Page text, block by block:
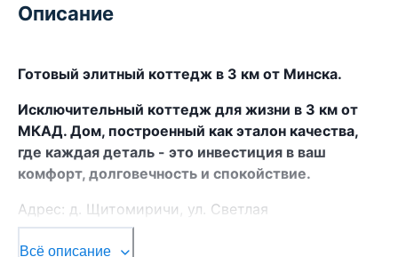
Описание
Готовый элитный коттедж в 3 км от Минска.
Исключительный коттедж для жизни в 3 км от
МКАД. Дом, построенный как эталон качества,
где каждая деталь - это инвестиция в ваш
комфорт, долговечность и спокойствие.
Адрес: д. Щитомиричи, ул. Светлая
- Это не типовой проект, а дом, возведённый для
Всё описание